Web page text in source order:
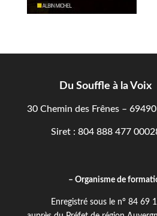
Du Souffle à la Voix
30 Chemin des Frênes –
Siret : 804 888 477
– Organisme de
Enregistré sous le n° 84 69